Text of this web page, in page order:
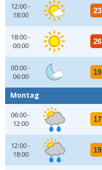
12:00 -
18:00
23
18:00 -
00:00
26
00:00 -
06:00
19
Montag
06:00 -
12:00
17
12:00 -
18:00
19